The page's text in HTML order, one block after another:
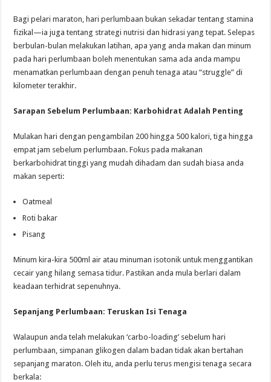
Bagi pelari maraton, hari perlumbaan bukan sekadar tentang stamina
fizikal—ia juga tentang strategi nutrisi dan hidrasi yang tepat. Selepas
berbulan-bulan melakukan latihan, apa yang anda makan dan minum
pada hari perlumbaan boleh menentukan sama ada anda mampu
menamatkan perlumbaan dengan penuh tenaga atau “struggle” di
kilometer terakhir.
Sarapan Sebelum Perlumbaan: Karbohidrat Adalah Penting
Mulakan hari dengan pengambilan 200 hingga 500 kalori, tiga hingga
empat jam sebelum perlumbaan. Fokus pada makanan
berkarbohidrat tinggi yang mudah dihadam dan sudah biasa anda
makan seperti:
Oatmeal
Roti bakar
Pisang
Minum kira-kira 500ml air atau minuman isotonik untuk menggantikan
cecair yang hilang semasa tidur. Pastikan anda mula berlari dalam
keadaan terhidrat sepenuhnya.
Sepanjang Perlumbaan: Teruskan Isi Tenaga
Walaupun anda telah melakukan ‘carbo-loading’ sebelum hari
perlumbaan, simpanan glikogen dalam badan tidak akan bertahan
sepanjang maraton. Oleh itu, anda perlu terus mengisi tenaga secara
berkala: